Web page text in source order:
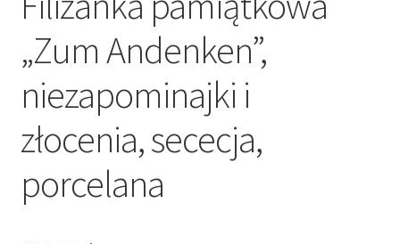
„Zum Andenken”,
niezapominajki i
złocenia, sececja,
porcelana